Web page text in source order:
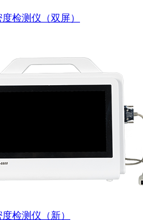
检测仪（双屏）
检测仪（新）